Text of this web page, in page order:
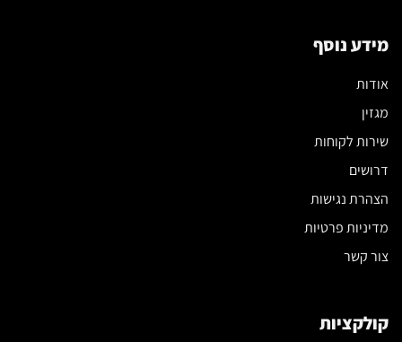
מידע נוסף
אודות
מגזין
שירות לקוחות
דרושים
הצהרת נגישות
מדיניות פרטיות
צור קשר
קולקציות